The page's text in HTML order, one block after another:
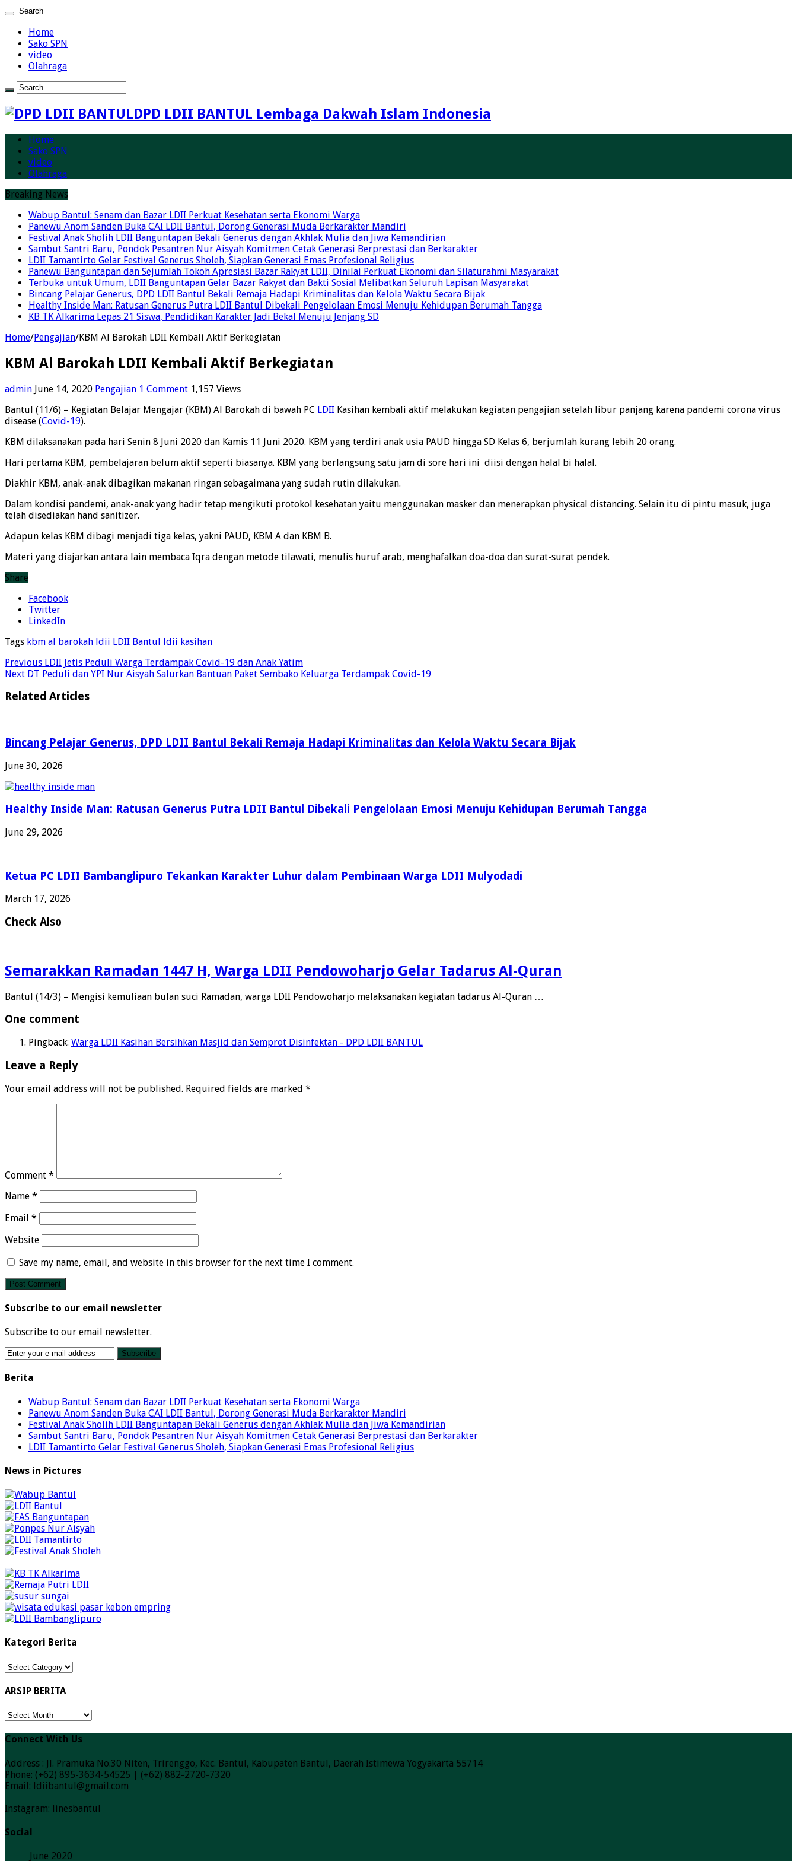
Home
Sako SPN
video
Olahraga
DPD LDII BANTUL Lembaga Dakwah Islam Indonesia
Home
Sako SPN
video
Olahraga
Breaking News
Wabup Bantul: Senam dan Bazar LDII Perkuat Kesehatan serta Ekonomi Warga
Panewu Anom Sanden Buka CAI LDII Bantul, Dorong Generasi Muda Berkarakter Mandiri
Festival Anak Sholih LDII Banguntapan Bekali Generus dengan Akhlak Mulia dan Jiwa Kemandirian
Sambut Santri Baru, Pondok Pesantren Nur Aisyah Komitmen Cetak Generasi Berprestasi dan Berkarakter
LDII Tamantirto Gelar Festival Generus Sholeh, Siapkan Generasi Emas Profesional Religius
Panewu Banguntapan dan Sejumlah Tokoh Apresiasi Bazar Rakyat LDII, Dinilai Perkuat Ekonomi dan Silaturahmi Masyarakat
Terbuka untuk Umum, LDII Banguntapan Gelar Bazar Rakyat dan Bakti Sosial Melibatkan Seluruh Lapisan Masyarakat
Bincang Pelajar Generus, DPD LDII Bantul Bekali Remaja Hadapi Kriminalitas dan Kelola Waktu Secara Bijak
Healthy Inside Man: Ratusan Generus Putra LDII Bantul Dibekali Pengelolaan Emosi Menuju Kehidupan Berumah Tangga
KB TK Alkarima Lepas 21 Siswa, Pendidikan Karakter Jadi Bekal Menuju Jenjang SD
Home/Pengajian/KBM Al Barokah LDII Kembali Aktif Berkegiatan
KBM Al Barokah LDII Kembali Aktif Berkegiatan
admin June 14, 2020 Pengajian 1 Comment 1,157 Views
Bantul (11/6) – Kegiatan Belajar Mengajar (KBM) Al Barokah di bawah PC LDII Kasihan kembali aktif melakukan kegiatan pengajian setelah libur panjang karena pandemi corona virus
disease (Covid-19).
KBM dilaksanakan pada hari Senin 8 Juni 2020 dan Kamis 11 Juni 2020. KBM yang terdiri anak usia PAUD hingga SD Kelas 6, berjumlah kurang lebih 20 orang.
Hari pertama KBM, pembelajaran belum aktif seperti biasanya. KBM yang berlangsung satu jam di sore hari ini diisi dengan halal bi halal.
Diakhir KBM, anak-anak dibagikan makanan ringan sebagaimana yang sudah rutin dilakukan.
Dalam kondisi pandemi, anak-anak yang hadir tetap mengikuti protokol kesehatan yaitu menggunakan masker dan menerapkan physical distancing. Selain itu di pintu masuk, juga
telah disediakan hand sanitizer.
Adapun kelas KBM dibagi menjadi tiga kelas, yakni PAUD, KBM A dan KBM B.
Materi yang diajarkan antara lain membaca Iqra dengan metode tilawati, menulis huruf arab, menghafalkan doa-doa dan surat-surat pendek.
Share
Facebook
Twitter
LinkedIn
Tags kbm al barokah ldii LDII Bantul ldii kasihan
Previous LDII Jetis Peduli Warga Terdampak Covid-19 dan Anak Yatim
Next DT Peduli dan YPI Nur Aisyah Salurkan Bantuan Paket Sembako Keluarga Terdampak Covid-19
Related Articles
Bincang Pelajar Generus, DPD LDII Bantul Bekali Remaja Hadapi Kriminalitas dan Kelola Waktu Secara Bijak
June 30, 2026
Healthy Inside Man: Ratusan Generus Putra LDII Bantul Dibekali Pengelolaan Emosi Menuju Kehidupan Berumah Tangga
June 29, 2026
Ketua PC LDII Bambanglipuro Tekankan Karakter Luhur dalam Pembinaan Warga LDII Mulyodadi
March 17, 2026
Check Also
Semarakkan Ramadan 1447 H, Warga LDII Pendowoharjo Gelar Tadarus Al-Quran
Bantul (14/3) – Mengisi kemuliaan bulan suci Ramadan, warga LDII Pendowoharjo melaksanakan kegiatan tadarus Al-Quran …
One comment
Pingback: Warga LDII Kasihan Bersihkan Masjid dan Semprot Disinfektan - DPD LDII BANTUL
Leave a Reply
Your email address will not be published. Required fields are marked *
Comment *
Name *
Email *
Website
Save my name, email, and website in this browser for the next time I comment.
Subscribe to our email newsletter
Subscribe to our email newsletter.
Berita
Wabup Bantul: Senam dan Bazar LDII Perkuat Kesehatan serta Ekonomi Warga
Panewu Anom Sanden Buka CAI LDII Bantul, Dorong Generasi Muda Berkarakter Mandiri
Festival Anak Sholih LDII Banguntapan Bekali Generus dengan Akhlak Mulia dan Jiwa Kemandirian
Sambut Santri Baru, Pondok Pesantren Nur Aisyah Komitmen Cetak Generasi Berprestasi dan Berkarakter
LDII Tamantirto Gelar Festival Generus Sholeh, Siapkan Generasi Emas Profesional Religius
News in Pictures
Kategori Berita
Kategori
ARSIP BERITA
ARSIP
Connect With Us
Address : Jl. Pramuka No.30 Niten, Trirenggo, Kec. Bantul, Kabupaten Bantul, Daerah Istimewa Yogyakarta 55714
Phone: (+62) 895-3634-54525 | (+62) 882-2720-7320
Email: ldiibantul@gmail.com
Instagram: linesbantul
Social
June 2020